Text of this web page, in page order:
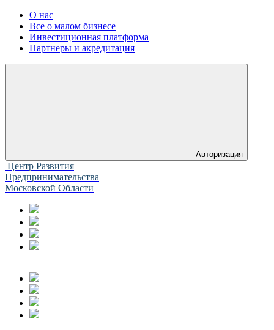
О нас
Все о малом бизнесе
Инвестиционная платформа
Партнеры и акредитация
Авторизация
Центр Развития
Предпринимательства
Московской Области